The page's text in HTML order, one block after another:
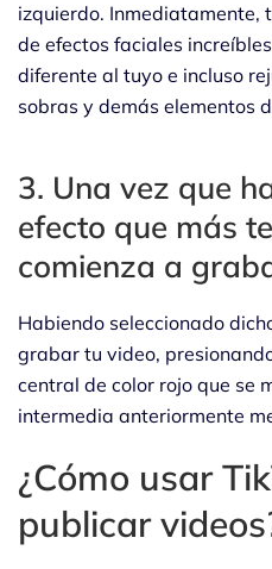
izquierdo. Inmediatamente,
de efectos faciales
diferente al tuyo e incluso
sobras y demás elementos
3. Una vez que
efecto que más
comienza a
Habiendo seleccionado
grabar tu video,
central de color rojo que se
intermedia anteriormente
¿Cómo usar
publicar